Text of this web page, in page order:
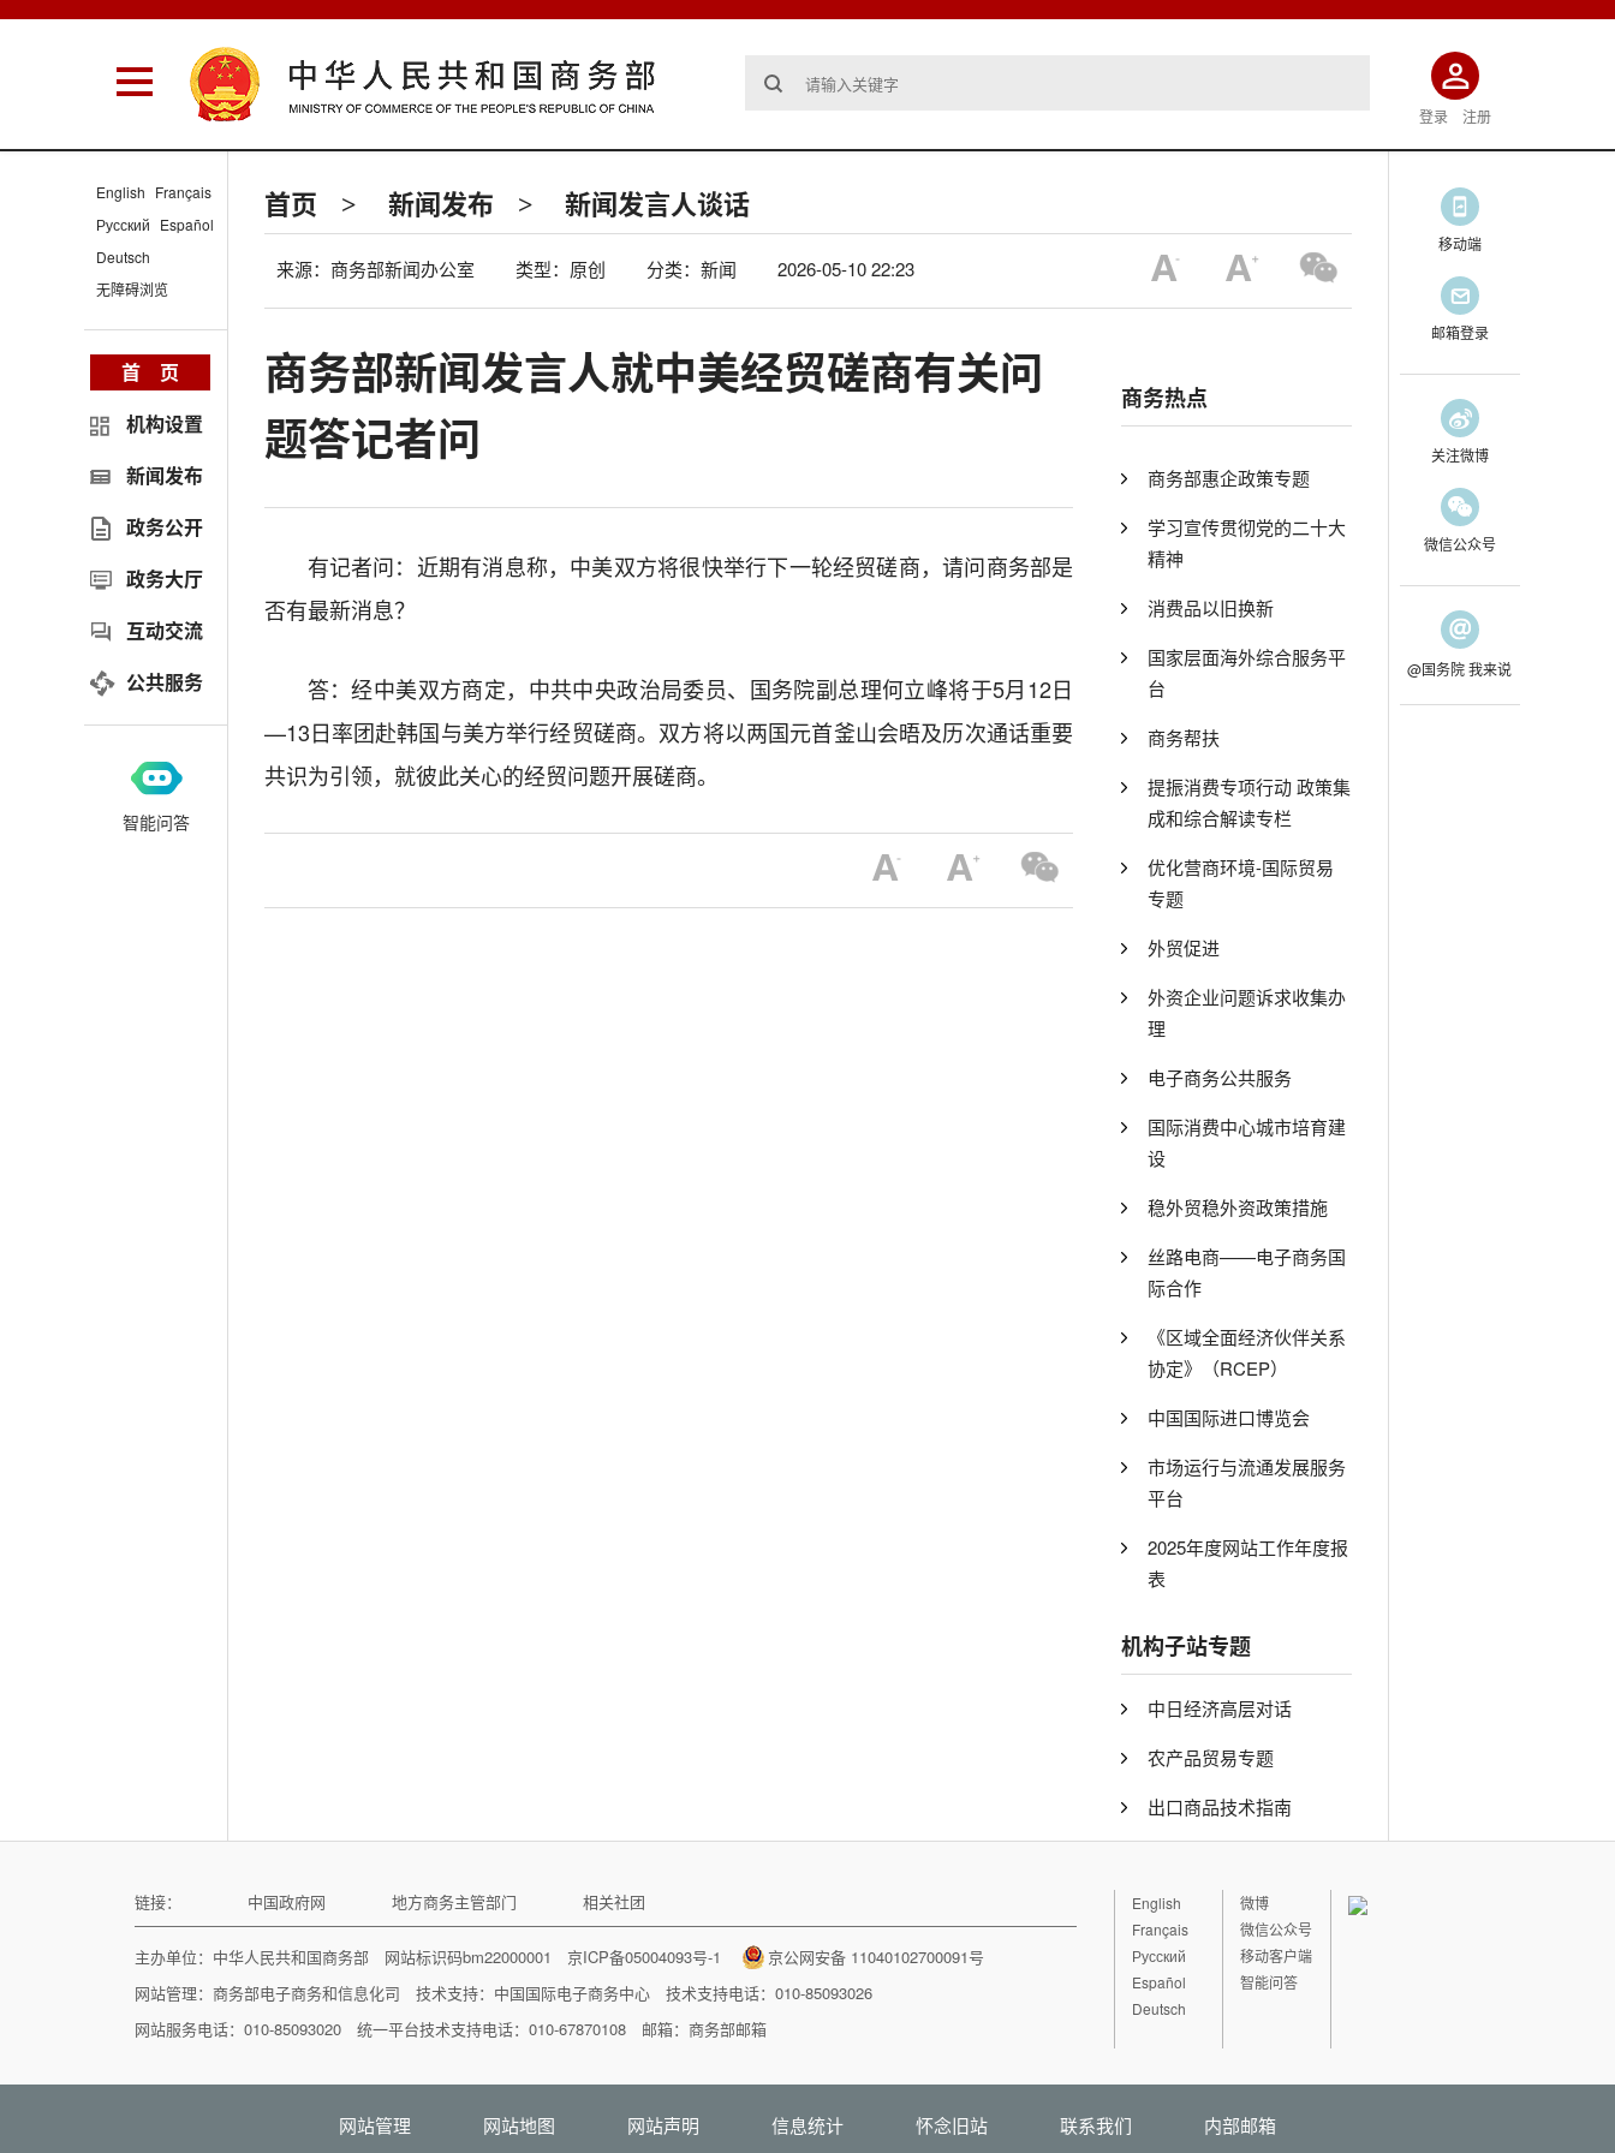
登录 注册
首页 > 新闻发布 > 新闻发言人谈话
来源：商务部新闻办公室 类型：原创 分类：新闻 2026-05-10 22:23
商务部新闻发言人就中美经贸磋商有关问
题答记者问
有记者问：近期有消息称，中美双方将很快举行下一轮经贸磋商，请问商务部是
否有最新消息？
答：经中美双方商定，中共中央政治局委员、国务院副总理何立峰将于5月12日
—13日率团赴韩国与美方举行经贸磋商。双方将以两国元首釜山会晤及历次通话重要
共识为引领，就彼此关心的经贸问题开展磋商。
商务热点
商务部惠企政策专题
学习宣传贯彻党的二十大
精神
消费品以旧换新
国家层面海外综合服务平
台
商务帮扶
提振消费专项行动 政策集
成和综合解读专栏
优化营商环境-国际贸易
专题
外贸促进
外资企业问题诉求收集办
理
电子商务公共服务
国际消费中心城市培育建
设
稳外贸稳外资政策措施
丝路电商——电子商务国
际合作
《区域全面经济伙伴关系
协定》（RCEP）
中国国际进口博览会
市场运行与流通发展服务
平台
2025年度网站工作年度报
表
机构子站专题
中日经济高层对话
农产品贸易专题
出口商品技术指南
English Français
Русский Español
Deutsch
无障碍浏览
首 页
机构设置
新闻发布
政务公开
政务大厅
互动交流
公共服务
智能问答
移动端
邮箱登录
关注微博
微信公众号
@国务院 我来说
链接： 中国政府网 地方商务主管部门 相关社团
主办单位：中华人民共和国商务部 网站标识码bm22000001京ICP备05004093号-1
京公网安备 11040102700091号
网站管理：商务部电子商务和信息化司 技术支持： 中国国际电子商务中心 技术支持电话：010-85093026
网站服务电话：010-85093020 统一平台技术支持电话：010-67870108 邮箱：商务部邮箱
English
Français
Русский
Español
Deutsch
微博
微信公众号
移动客户端
智能问答
网站管理 网站地图 网站声明 信息统计 怀念旧站 联系我们 内部邮箱